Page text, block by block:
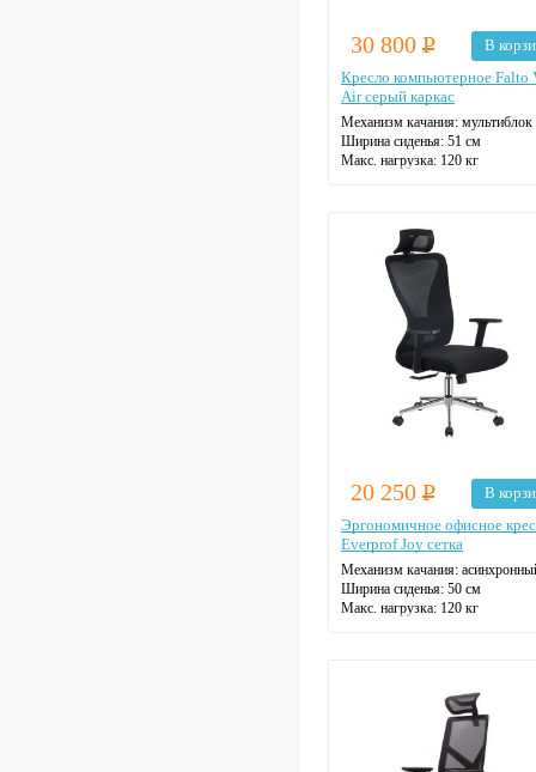
30 800 Р
В
Кресло компьютерное Falto
Air серый каркас
Механизм качания: мультиблок
Ширина сиденья: 51 см
Макс. нагрузка: 120 кг
Регулировка высоты: газлифт
Крестовина: алюминиевая
Цвет: серый
20 250 Р
В
Эргономичное офисное
Everprof Joy сетка
Механизм качания:
Ширина сиденья: 50 см
Макс. нагрузка: 120 кг
Регулировка высоты